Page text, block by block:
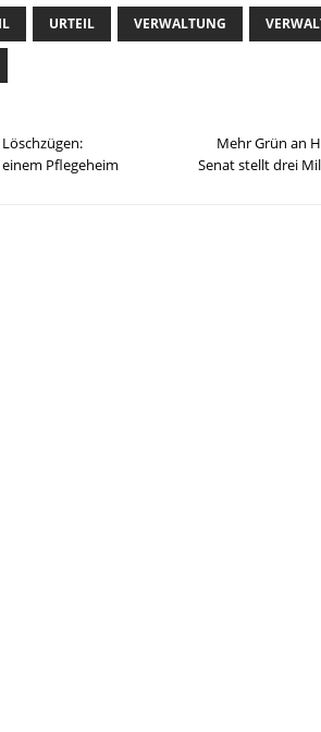
URTEIL VERWALTUNG
Pflegeheim
Mehr Grün an
Senat stellt drei